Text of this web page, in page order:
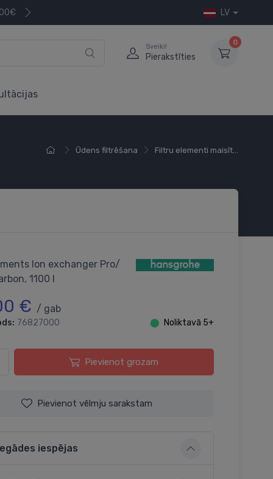
LV
Sveiki!
Pierakstīties
0
Ūdens filtrēšana Filtru elementi maisīt...
Ion exchanger Pro/
1100 l
€ / gab
76827000 ⬤ Noliktavā 5+
Pievienot grozam
Pievienot vēlmju sarakstam
iespējas